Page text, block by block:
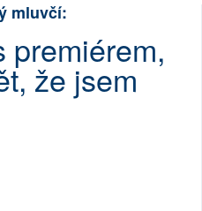
mluvčí:
premiérem,
že jsem